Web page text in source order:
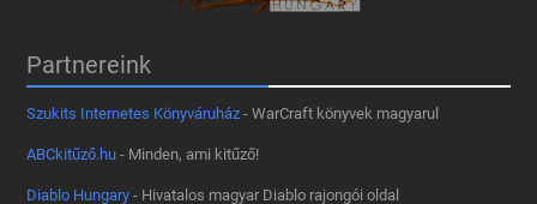
Partnereink
Szukits Internetes Könyváruház - WarCraft könyvek magyarul
ABCkitűző.hu - Minden, ami kitűző!
Diablo Hungary - Hivatalos magyar Diablo rajongói oldal